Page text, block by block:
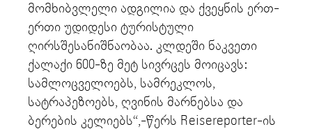
მომხიბვლელი ადგილია და ქვეყნის ერთ-
ერთი უდიდესი ტურისტული
ღირსშესანიშნაობაა. კლდეში ნაკვეთი
ქალაქი 600-ზე მეტ სივრცეს მოიცავს:
სამლოცველოებს, სამრეკლოს,
სატრაპეზოებს, ღვინის მარნებსა და
ბერების კელიებს“,-წერს Reisereporter-ის